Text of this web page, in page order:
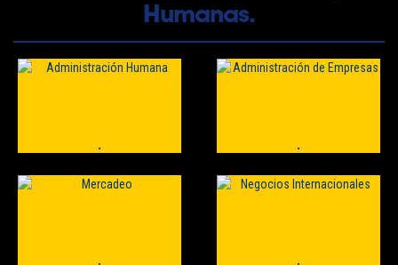
Humanas.